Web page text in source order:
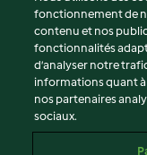
© Copyright 2026
Conditions
Politique de
Non-responsabilité
Mentions légales
fonctionnement de
contenu et nos
fonctionnalités
d’analyser notre
informations quant
nos partenaires
sociaux.